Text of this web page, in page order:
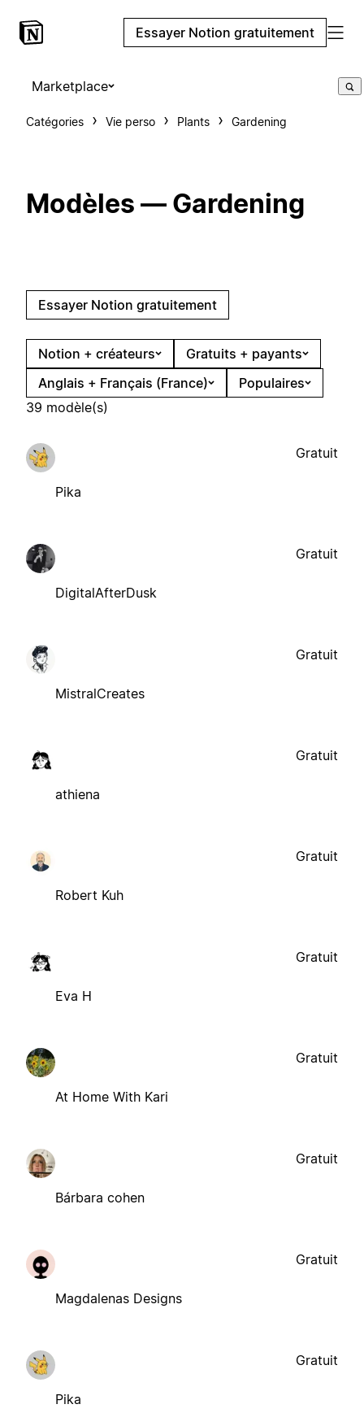
Essayer Notion gratuitement
Marketplace
Catégories Vie perso Plants Gardening
Modèles — Gardening
Essayer Notion gratuitement
Notion + créateurs
Gratuits + payants
Anglais + Français (France)
Populaires
39 modèle(s)
Pika
Gratuit
DigitalAfterDusk
Gratuit
MistralCreates
Gratuit
athiena
Gratuit
Robert Kuh
Gratuit
Eva H
Gratuit
At Home With Kari
Gratuit
Bárbara cohen
Gratuit
Magdalenas Designs
Gratuit
Pika
Gratuit